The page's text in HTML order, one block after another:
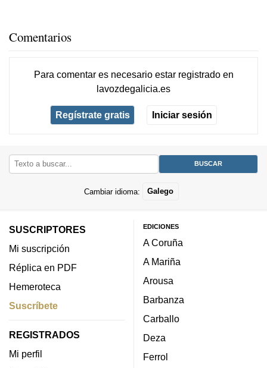
Comentarios
Para comentar es necesario estar registradoen
lavozdegalicia.es
Regístrate gratis Iniciar sesión
Cambiar idioma: Galego
SUSCRIPTORES
Mi suscripción
Réplica en PDF
Hemeroteca
Suscríbete
REGISTRADOS
Mi perfil
EDICIONES
A Coruña
A Mariña
Arousa
Barbanza
Carballo
Deza
Ferrol